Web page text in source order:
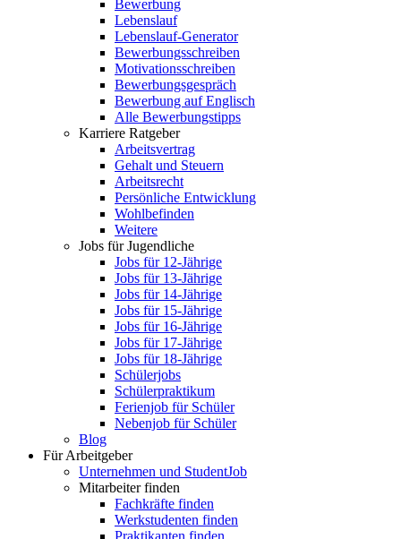
Bewerbung
Lebenslauf
Lebenslauf-Generator
Bewerbungsschreiben
Motivationsschreiben
Bewerbungsgespräch
Bewerbung auf Englisch
Alle Bewerbungstipps
Karriere Ratgeber
Arbeitsvertrag
Gehalt und Steuern
Arbeitsrecht
Persönliche Entwicklung
Wohlbefinden
Weitere
Jobs für Jugendliche
Jobs für 12-Jährige
Jobs für 13-Jährige
Jobs für 14-Jährige
Jobs für 15-Jährige
Jobs für 16-Jährige
Jobs für 17-Jährige
Jobs für 18-Jährige
Schülerjobs
Schülerpraktikum
Ferienjob für Schüler
Nebenjob für Schüler
Blog
Für Arbeitgeber
Unternehmen und StudentJob
Mitarbeiter finden
Fachkräfte finden
Werkstudenten finden
Praktikanten finden